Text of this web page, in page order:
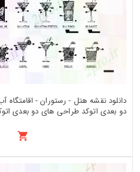
دانلود نقشه هتل - رستوران -
دو بعدی اتوکد طراحی های دو بعدی اتوکد